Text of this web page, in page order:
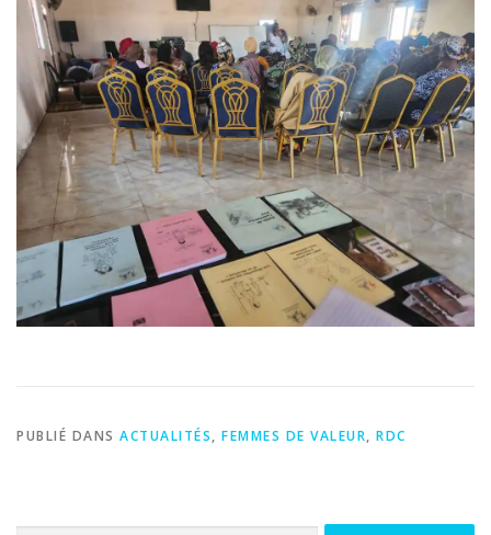
PUBLIÉ DANS ACTUALITÉS, FEMMES DE VALEUR, RDC